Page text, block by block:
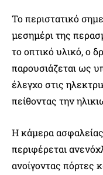
Το περιστατικό
μεσημέρι της
το οπτικό υλικό, ο
παρουσιάζεται ως
έλεγχο στις
πείθοντας την
Η κάμερα
περιφέρεται
ανοίγοντας πόρτες